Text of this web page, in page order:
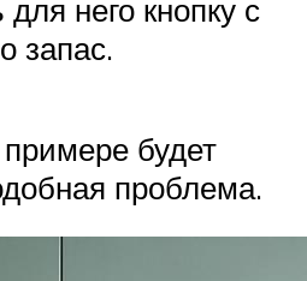
него кнопку с
запас.
будет
проблема.